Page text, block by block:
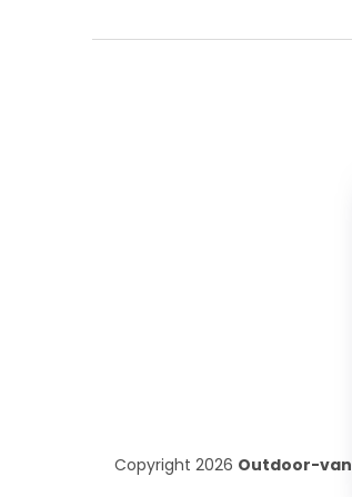
Copyright 2026 Outdoor-van